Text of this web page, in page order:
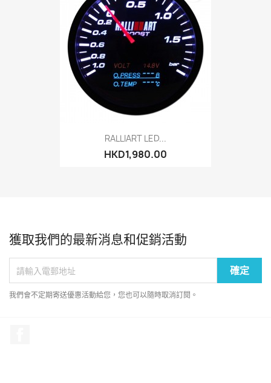
RALLIART LED...
HKD1,980.00
獲取我們的最新消息和促銷活動
我們會不定期寄送優惠活動給您，您也可以隨時取消訂閱。